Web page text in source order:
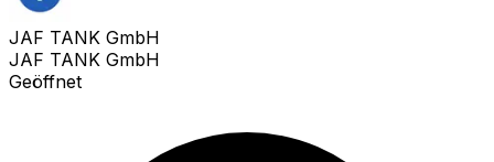
JAF TANK GmbH
JAF TANK GmbH
Geöffnet